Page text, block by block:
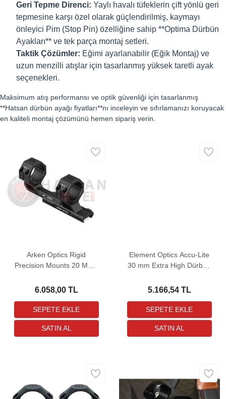
Geri Tepme Direnci: Yaylı havalı tüfeklerin çift yönlü geri
tepmesine karşı özel olarak güçlendirilmiş, kaymayı
önleyici Pim (Stop Pin) özelliğine sahip **Optima Dürbün
Ayakları** ve tek parça montaj setleri.
Taktik Çözümler: Eğimi ayarlanabilir (Eğik Montaj) ve
uzun menzilli atışlar için tasarlanmış yüksek taretli ayak
seçenekleri.
Maksimum atış performansı ve optik güvenliği için tasarlanmış
**Hatsan dürbün ayağı fiyatları**nı inceleyin ve sıfırlamanızı koruyacak
en kaliteli montaj çözümünü hemen sipariş verin.
Arken Optics Rigid
Precision Mounts 20 MOA
(30 mm)
6.058,00 TL
Element Optics Accu-Lite
30 mm Extra High Dürbün
5.166,54 TL